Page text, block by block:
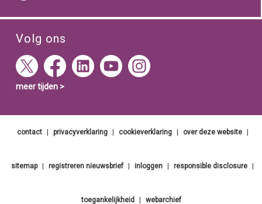
meer tijden >
Volg ons
contact privacyverklaring cookieverklaring over deze website
sitemap registreren nieuwsbrief inloggen responsible disclosure
toegankelijkheid webarchief